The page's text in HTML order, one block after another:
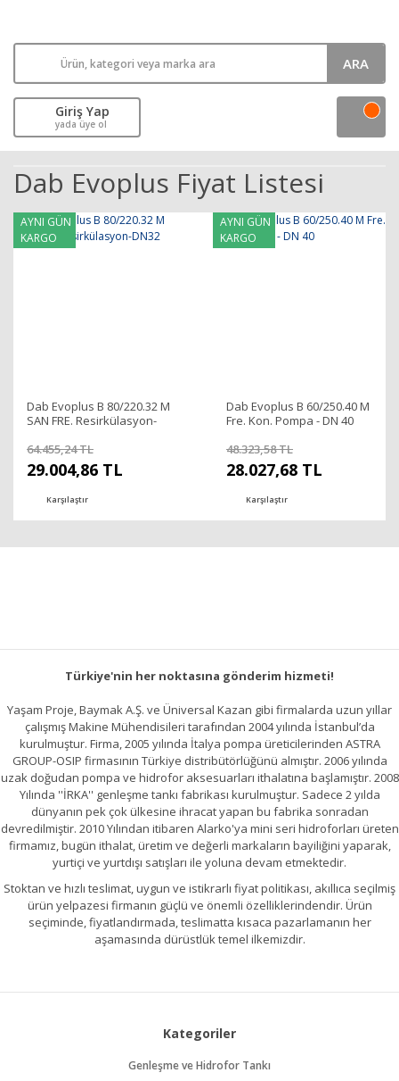
ARA
Giriş Yap
yada üye ol
Dab Evoplus Fiyat Listesi
AYNI GÜN
KARGO
Dab Evoplus B 80/220.32 M
SAN FRE. Resirkülasyon-
64.455,24 TL
29.004,86 TL
Karşılaştır
AYNI GÜN
KARGO
Dab Evoplus B 60/250.40 M
Fre. Kon. Pompa - DN 40
48.323,58 TL
28.027,68 TL
Karşılaştır
Türkiye'nin her noktasına gönderim hizmeti!
Yaşam Proje, Baymak A.Ş. ve Üniversal Kazan gibi firmalarda uzun yıllar
çalışmış Makine Mühendisileri tarafından 2004 yılında İstanbul’da
kurulmuştur. Firma, 2005 yılında İtalya pompa üreticilerinden ASTRA
GROUP-OSIP firmasının Türkiye distribütörlüğünü almıştır. 2006 yılında
uzak doğudan pompa ve hidrofor aksesuarları ithalatına başlamıştır. 2008
Yılında ''İRKA'' genleşme tankı fabrikası kurulmuştur. Sadece 2 yılda
dünyanın pek çok ülkesine ihracat yapan bu fabrika sonradan
devredilmiştir. 2010 Yılından itibaren Alarko'ya mini seri hidroforları üreten
firmamız, bugün ithalat, üretim ve değerli markaların bayiliğini yaparak,
yurtiçi ve yurtdışı satışları ile yoluna devam etmektedir.
Stoktan ve hızlı teslimat, uygun ve istikrarlı fiyat politikası, akıllıca seçilmiş
ürün yelpazesi firmanın güçlü ve önemli özelliklerindendir. Ürün
seçiminde, fiyatlandırmada, teslimatta kısaca pazarlamanın her
aşamasında dürüstlük temel ilkemizdir.
Kategoriler
Genleşme ve Hidrofor Tankı